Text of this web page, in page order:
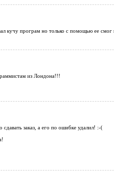
кучу програм но только с помощью ее смог
из Лондона!!!
заказ, а его по ошибке удалил! :-(